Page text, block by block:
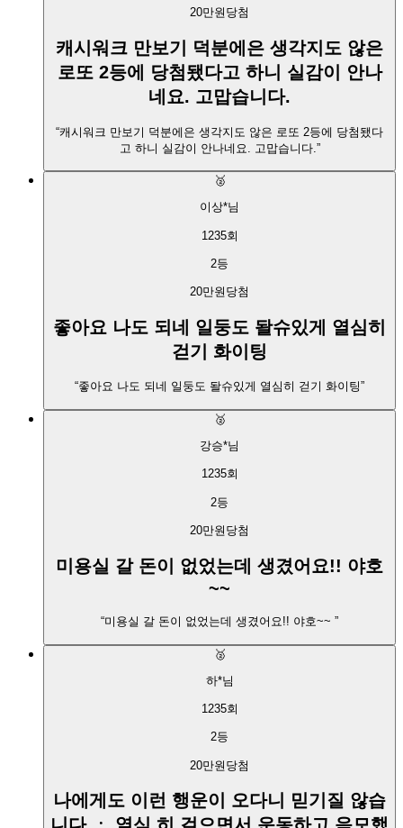
20만원 당첨
캐시워크 만보기 덕분에은 생각지도 않은
로또 2등에 당첨됐다고 하니 실감이 안나
네요. 고맙습니다.
“캐시워크 만보기 덕분에은 생각지도 않은 로또 2등에 당첨됐다
고 하니 실감이 안나네요. 고맙습니다. ”
🥈
이상*님
1235회
2등
20만원 당첨
좋아요 나도 되네 일둥도 돨슈있게 열심히
걷기 화이팅
“ 좋아요 나도 되네 일둥도 돨슈있게 열심히 걷기 화이팅”
🥈
강승*님
1235회
2등
20만원 당첨
미용실 갈 돈이 없었는데 생겼어요!! 야호
~~
“미용실 갈 돈이 없었는데 생겼어요!! 야호~~ ”
🥈
하*님
1235회
2등
20만원 당첨
나에게도 이런 행운이 오다니 믿기질 않습